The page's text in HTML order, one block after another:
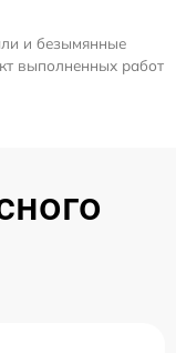
и безымянные
выполненных работ